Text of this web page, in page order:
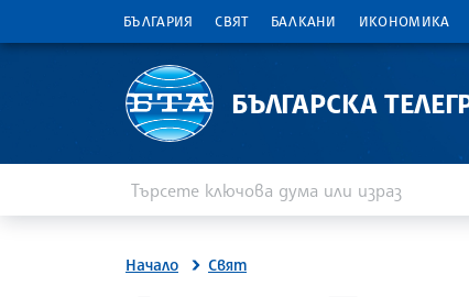
БЪЛГАРИЯ СВЯТ БАЛКАНИ ИКОНОМИКА
БЪЛГАРСКА
Начало Свят